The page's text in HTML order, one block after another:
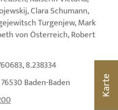
Clara Schumann,
Turgenjew, Mark
von Österreich, Robert
8.238334
Baden-Baden
Karte